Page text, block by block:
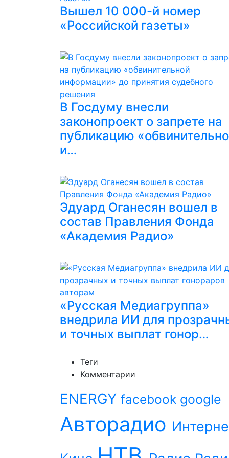
Вышел 10 000-й номер
«Российской газеты»
В Госдуму внесли
законопроект о запрете на
публикацию
и…
Эдуард Оганесян вошел в
состав Правления Фонда
«Академия Радио»
«Русская Медиагруппа»
внедрила ИИ для
и точных выплат гонор…
Теги
Комментарии
ENERGY facebook google
Авторадио